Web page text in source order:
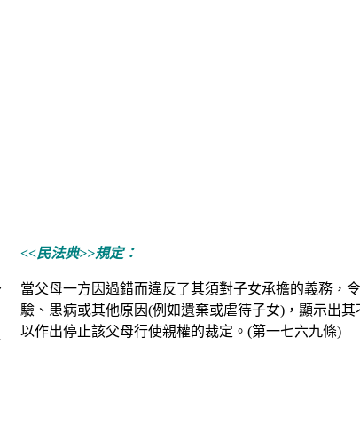
<<民法典>>規定：
當父母一方因過錯而違反了其須對子女承擔的義務，
驗、患病或其他原因(例如遺棄或虐待子女) ，顯示出
以作出停止該父母行使親權的裁定。 (第一七六九條)